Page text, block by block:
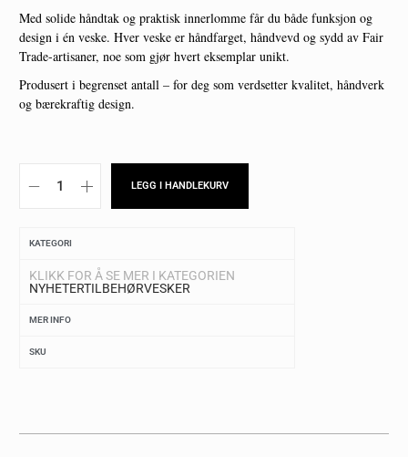
Med solide håndtak og praktisk innerlomme får du både funksjon og
design i én veske. Hver veske er håndfarget, håndvevd og sydd av Fair
Trade-artisaner, noe som gjør hvert eksemplar unikt.
Produsert i begrenset antall – for deg som verdsetter kvalitet, håndverk
og bærekraftig design.
LEGG I HANDLEKURV
KATEGORI
KLIKK FOR Å SE MER I KATEGORIEN
NYHETERTILBEHØRVESKER
MER INFO
SKU